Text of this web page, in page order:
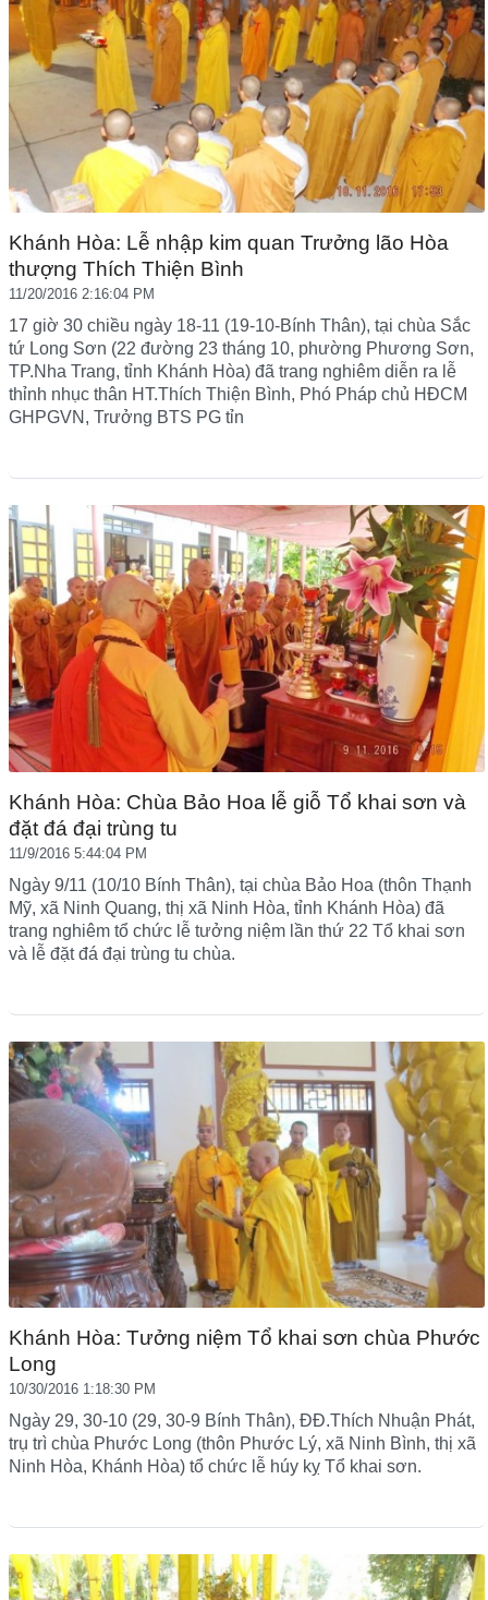
Khánh Hòa: Lễ nhập kim quan Trưởng lão Hòa
thượng Thích Thiện Bình
11/20/2016 2:16:04 PM
17 giờ 30 chiều ngày 18-11 (19-10-Bính Thân), tại chùa Sắc
tứ Long Sơn (22 đường 23 tháng 10, phường Phương Sơn,
TP.Nha Trang, tỉnh Khánh Hòa) đã trang nghiêm diễn ra lễ
thỉnh nhục thân HT.Thích Thiện Bình, Phó Pháp chủ HĐCM
GHPGVN, Trưởng BTS PG tỉn
Khánh Hòa: Chùa Bảo Hoa lễ giỗ Tổ khai sơn và
đặt đá đại trùng tu
11/9/2016 5:44:04 PM
Ngày 9/11 (10/10 Bính Thân), tại chùa Bảo Hoa (thôn Thạnh
Mỹ, xã Ninh Quang, thị xã Ninh Hòa, tỉnh Khánh Hòa) đã
trang nghiêm tổ chức lễ tưởng niệm lần thứ 22 Tổ khai sơn
và lễ đặt đá đại trùng tu chùa.
Khánh Hòa: Tưởng niệm Tổ khai sơn chùa Phước
Long
10/30/2016 1:18:30 PM
Ngày 29, 30-10 (29, 30-9 Bính Thân), ĐĐ.Thích Nhuận Phát,
trụ trì chùa Phước Long (thôn Phước Lý, xã Ninh Bình, thị xã
Ninh Hòa, Khánh Hòa) tổ chức lễ húy kỵ Tổ khai sơn.